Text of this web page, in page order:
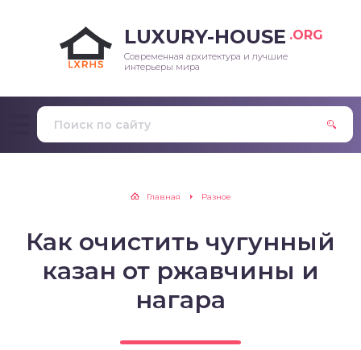
LUXURY-HOUSE .ORG
Современная архитектура и лучшие
интерьеры мира
Главная Разное
Как очистить чугунный
казан от ржавчины и
нагара